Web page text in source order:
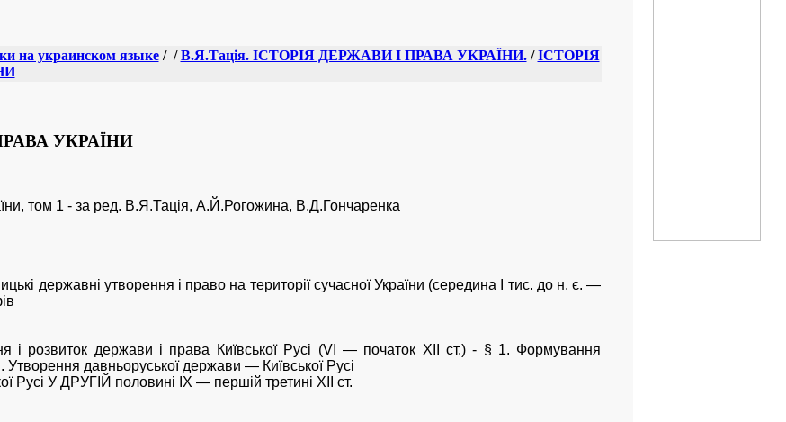
на украинском языке/ /В.Я.Тація. ІСТОРІЯ ДЕРЖАВИ І ПРАВА УКРАЇНИ./ІСТОРІЯ
УКРАЇНИ
том 1 - за ред. В.Я.Тація, А.Й.Рогожина, В.Д.Гончаренка
державні утворення і право на території сучасної України (середина І тис. до н. є. —
і розвиток держави і права Київської Русі (VI — початок XII ст.) - § 1. Формування
Утворення давньоруської держави — Київської Русі
Русі У ДРУГІЙ половині IX — першій третині XII ст.